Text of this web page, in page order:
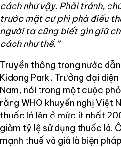
cách như vậy. Phải tránh,
trước mặt cứ phì phà điếu
người ta cũng biết gìn giữ
cách như thế.”
Truyền thông trong nước
Kidong Park, Trưởng đại
Nam, nói trong một cuộc
rằng WHO khuyến nghị Việt
thuốc lá lên ở mức ít nhất
giảm tỷ lệ sử dụng thuốc lá.
mạnh thuế và giá là biện